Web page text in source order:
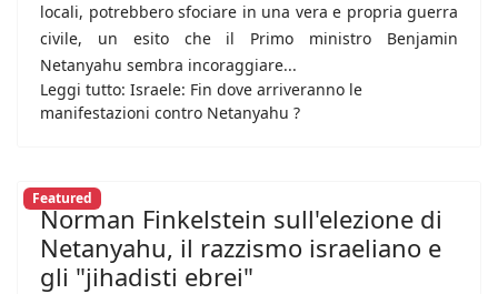
locali, potrebbero sfociare in una vera e propria guerra
civile, un esito che il Primo ministro Benjamin
Netanyahu sembra incoraggiare...
Leggi tutto: Israele: Fin dove arriveranno le
manifestazioni contro Netanyahu ?
Featured
Norman Finkelstein sull'elezione di
Netanyahu, il razzismo israeliano e
gli "jihadisti ebrei"